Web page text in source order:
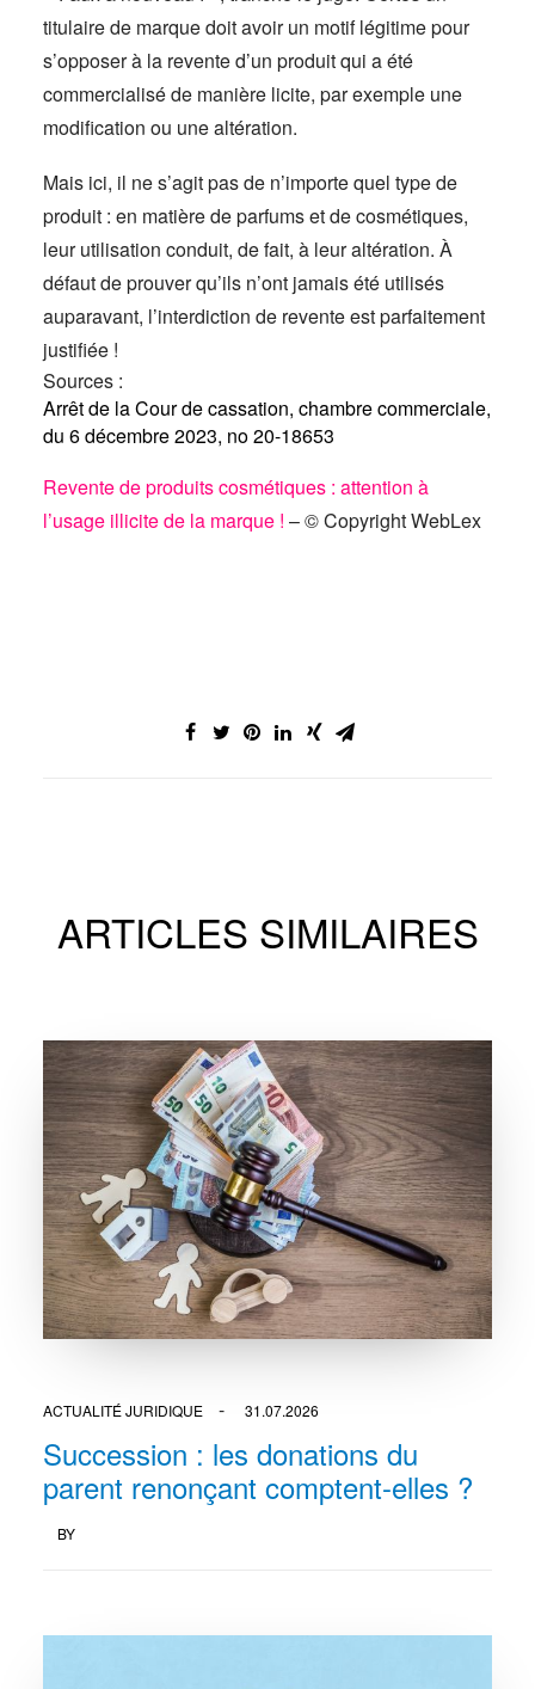
titulaire de marque doit avoir un motif légitime pour
s’opposer à la revente d’un produit qui a été
commercialisé de manière licite, par exemple une
modification ou une altération.
Mais ici, il ne s’agit pas de n’importe quel type de
produit : en matière de parfums et de cosmétiques,
leur utilisation conduit, de fait, à leur altération. À
défaut de prouver qu’ils n’ont jamais été utilisés
auparavant, l’interdiction de revente est parfaitement
justifiée !
Sources :
Arrêt de la Cour de cassation, chambre commerciale,
du 6 décembre 2023, no 20-18653
Revente de produits cosmétiques : attention à
l’usage illicite de la marque ! – © Copyright WebLex
ARTICLES SIMILAIRES
ACTUALITÉ JURIDIQUE 31.07.2026
Succession : les donations du
parent renonçant comptent-elles ?
BY